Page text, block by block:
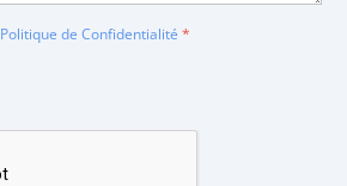
Politique de Confidentialité *